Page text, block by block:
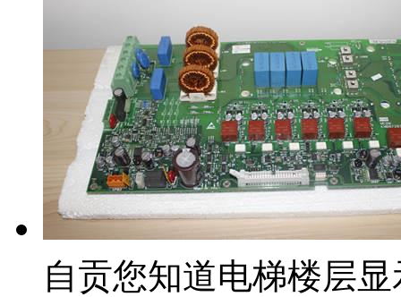
自贡您知道电梯楼层